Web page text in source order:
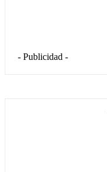
- Publicidad -